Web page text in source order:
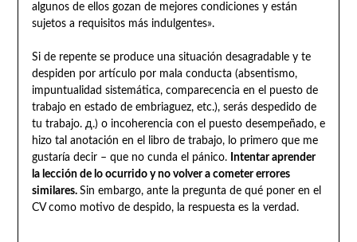
algunos de ellos gozan de mejores condiciones y están
sujetos a requisitos más indulgentes».
Si de repente se produce una situación desagradable y te
despiden por artículo por mala conducta (absentismo,
impuntualidad sistemática, comparecencia en el puesto de
trabajo en estado de embriaguez, etc.), serás despedido de
tu trabajo. д.) o incoherencia con el puesto desempeñado, e
hizo tal anotación en el libro de trabajo, lo primero que me
gustaría decir – que no cunda el pánico. Intentar aprender
la lección de lo ocurrido y no volver a cometer errores
similares. Sin embargo, ante la pregunta de qué poner en el
CV como motivo de despido, la respuesta es la verdad.